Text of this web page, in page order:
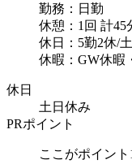
勤務：日勤
休憩：1回 計45
休日：5勤2休/
休暇：GW休暇
休日
土日休み
PRポイント
ここがポイント